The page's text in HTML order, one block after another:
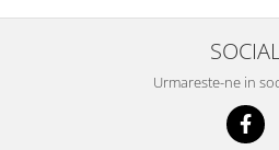
Urmareste-ne in